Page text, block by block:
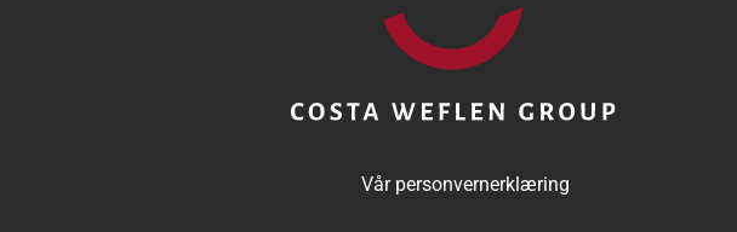
Vår personvernerklæring